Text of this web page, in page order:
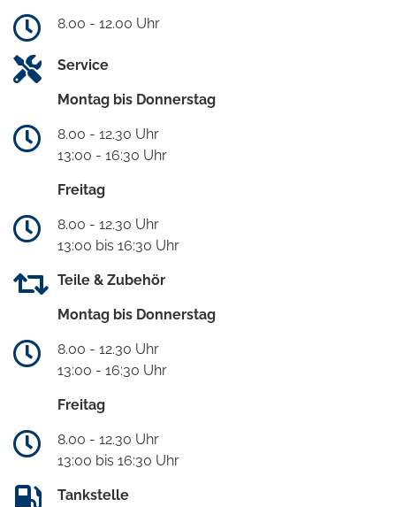
8.00 - 12.00 Uhr
Service
Montag bis Donnerstag
8.00 - 12.30 Uhr
13:00 - 16:30 Uhr
Freitag
8.00 - 12.30 Uhr
13:00 bis 16:30 Uhr
Teile & Zubehör
Montag bis Donnerstag
8.00 - 12.30 Uhr
13:00 - 16:30 Uhr
Freitag
8.00 - 12.30 Uhr
13:00 bis 16:30 Uhr
Tankstelle